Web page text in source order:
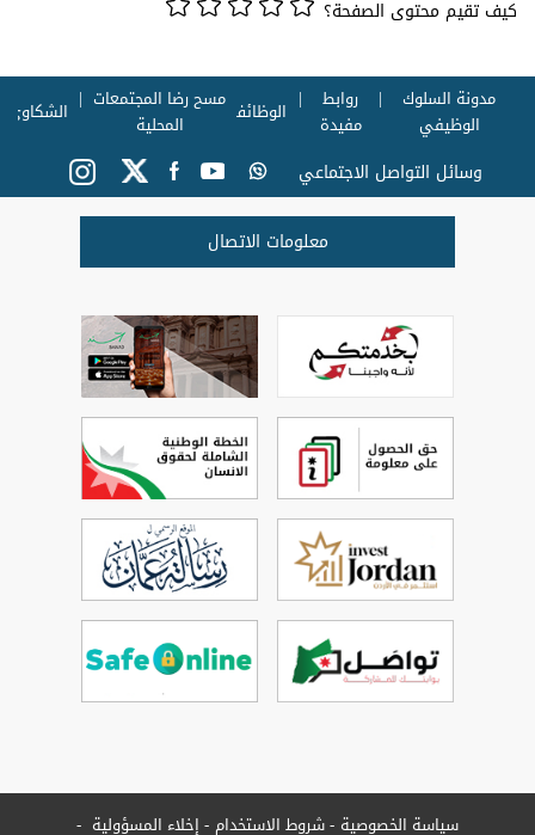
كيف تقيم محتوى الصفحة؟
مدونة السلوك
الوظيفي
روابط
مفيدة
الوظائف مسح رضا المجتمعات
المحلية
الشكاوي
وسائل التواصل الاجتماعي
معلومات الاتصال
سياسة الخصوصية شروط الاستخدام إخلاء المسؤولية